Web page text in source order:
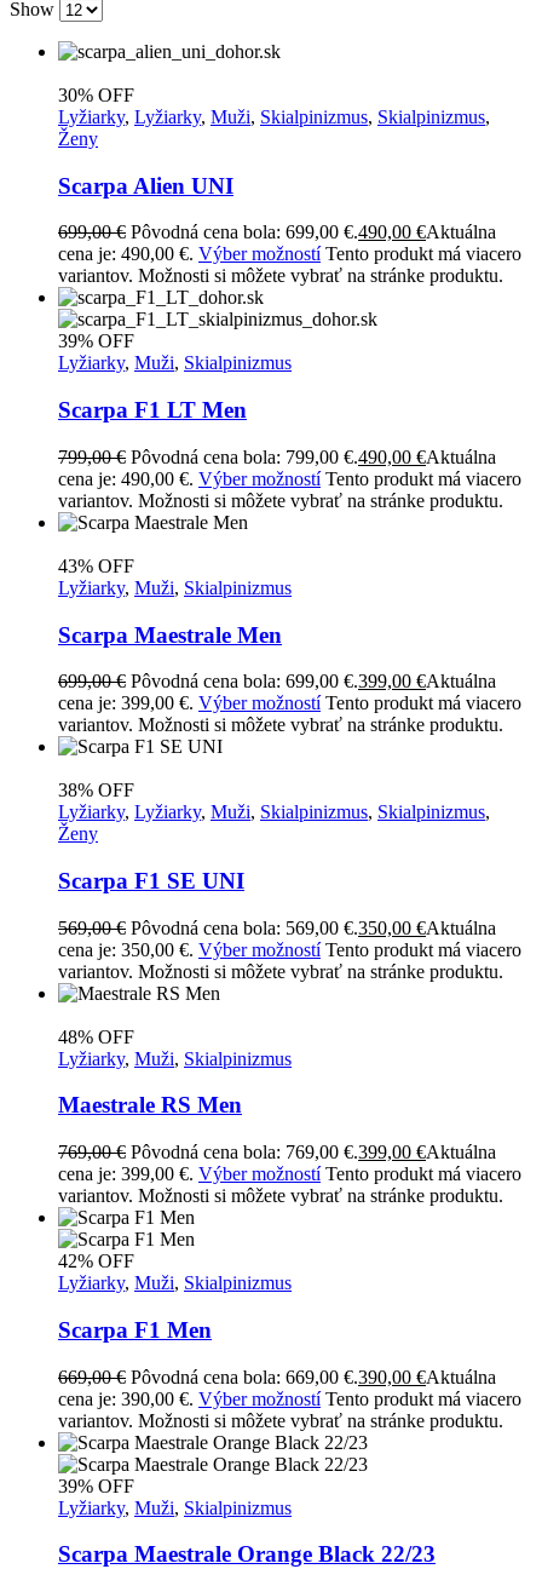
Show
30% OFF
Lyžiarky, Lyžiarky, Muži, Skialpinizmus, Skialpinizmus,
Ženy
Scarpa Alien UNI
699,00€ Pôvodná cena bola: 699,00 €.490,00 €Aktuálna
cena je: 490,00 €. Výber možností Tento produkt má viacero
variantov. Možnosti si môžete vybrať na stránke produktu.
39% OFF
Lyžiarky, Muži, Skialpinizmus
Scarpa F1 LT Men
799,00€ Pôvodná cena bola: 799,00 €.490,00 €Aktuálna
cena je: 490,00 €. Výber možností Tento produkt má viacero
variantov. Možnosti si môžete vybrať na stránke produktu.
43% OFF
Lyžiarky, Muži, Skialpinizmus
Scarpa Maestrale Men
699,00€ Pôvodná cena bola: 699,00 €.399,00 €Aktuálna
cena je: 399,00 €. Výber možností Tento produkt má viacero
variantov. Možnosti si môžete vybrať na stránke produktu.
38% OFF
Lyžiarky, Lyžiarky, Muži, Skialpinizmus, Skialpinizmus,
Ženy
Scarpa F1 SE UNI
569,00€ Pôvodná cena bola: 569,00 €.350,00 €Aktuálna
cena je: 350,00 €. Výber možností Tento produkt má viacero
variantov. Možnosti si môžete vybrať na stránke produktu.
48% OFF
Lyžiarky, Muži, Skialpinizmus
Maestrale RS Men
769,00€ Pôvodná cena bola: 769,00 €.399,00 €Aktuálna
cena je: 399,00 €. Výber možností Tento produkt má viacero
variantov. Možnosti si môžete vybrať na stránke produktu.
42% OFF
Lyžiarky, Muži, Skialpinizmus
Scarpa F1 Men
669,00€ Pôvodná cena bola: 669,00 €.390,00 €Aktuálna
cena je: 390,00 €. Výber možností Tento produkt má viacero
variantov. Možnosti si môžete vybrať na stránke produktu.
39% OFF
Lyžiarky, Muži, Skialpinizmus
Scarpa Maestrale Orange Black 22/23